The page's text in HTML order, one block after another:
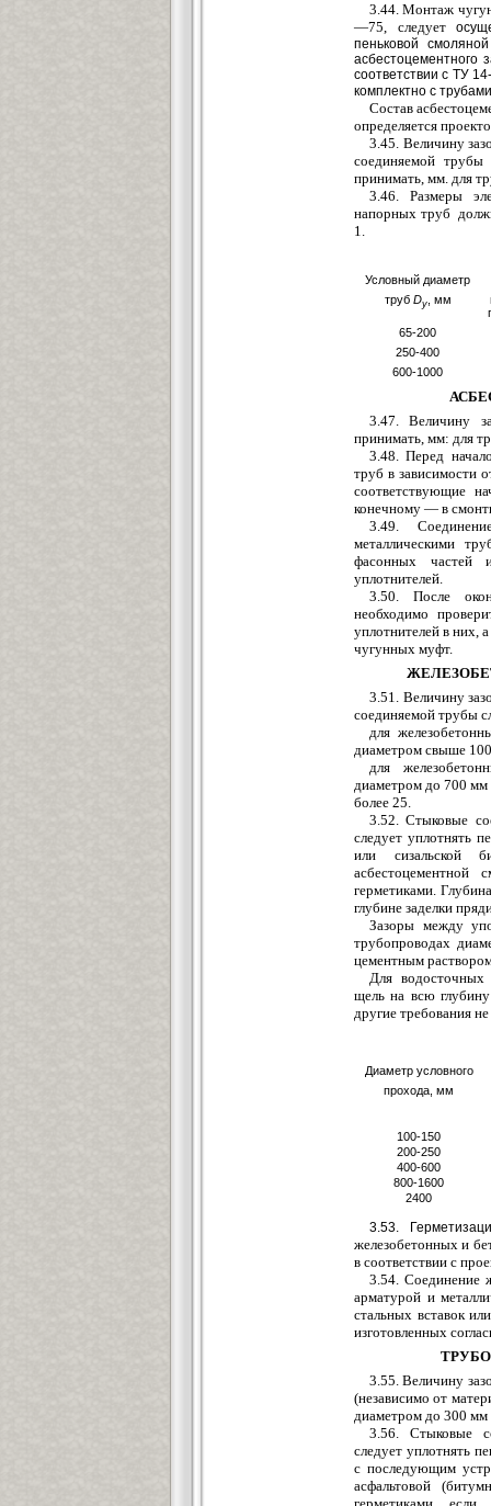
3.44. Монтаж
—75, следует
пеньковой
асбестоцементного
соответствии с ТУ
комплектно с
Состав
определяется
3.45. Величину
соединяемой трубы
принимать, мм. для
3.46. Размеры
напорных труб
1.
Условный диаметр
труб Dy, мм
65-200
250-400
600-1000
3.47. Величину
принимать, мм: для
3.48. Перед
труб в зависимости
соответствующие
конечному — в
3.49.
металлическими
фасонных частей
уплотнителей.
3.50. После
необходимо
уплотнителей в них,
чугунных муфт.
3.51. Величину
соединяемой трубы
для
диаметром свыше
для
диаметром до 700
более 25.
3.52. Стыковые
следует уплотнять
или сизальской
асбестоцементной
герметиками.
глубине заделки
Зазоры между
трубопроводах
цементным
Для водосточных
щель на всю
другие требования не
Диаметр условного
прохода, мм
100-150
200-250
400-600
800-1600
2400
3.53.
железобетонных и
в соответствии с
3.54. Соединение
арматурой и
стальных вставок
изготовленных
3.55. Величину
(независимо от
диаметром до 300 мм
3.56. Стыковые
следует уплотнять
с последующим
асфальтовой